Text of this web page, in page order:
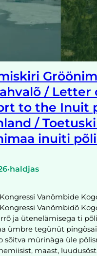
/ Letter
to the Inuit
/
inuiti
•haldjas
Vanõmbide
Vanõmbidõ
ja ütenelämisega ti
ümbre tegünüt
sõitva mürinäga üle
maast,